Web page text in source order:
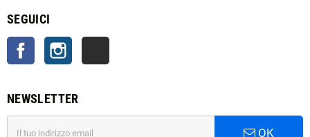
SEGUICI
FacebookInstagram
NEWSLETTER
OK